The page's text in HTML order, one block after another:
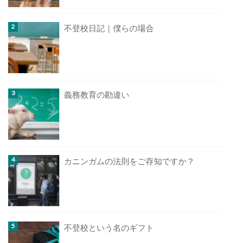
不登校日記｜僕らの場合
義務教育の勘違い
カニンガムの法則をご存知ですか？
不登校という名のギフト